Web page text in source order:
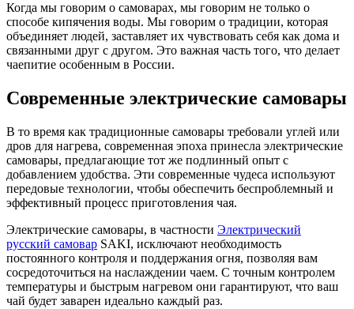
Когда мы говорим о самоварах, мы говорим не только о
способе кипячения воды. Мы говорим о традиции, которая
объединяет людей, заставляет их чувствовать себя как дома и
связанными друг с другом. Это важная часть того, что делает
чаепитие особенным в России.
Современные электрические самовары
В то время как традиционные самовары требовали углей или
дров для нагрева, современная эпоха принесла электрические
самовары, предлагающие тот же подлинный опыт с
добавлением удобства. Эти современные чудеса используют
передовые технологии, чтобы обеспечить беспроблемный и
эффективный процесс приготовления чая.
Электрические самовары, в частности Электрический
русский самовар SAKI, исключают необходимость
постоянного контроля и поддержания огня, позволяя вам
сосредоточиться на наслаждении чаем. С точным контролем
температуры и быстрым нагревом они гарантируют, что ваш
чай будет заварен идеально каждый раз.